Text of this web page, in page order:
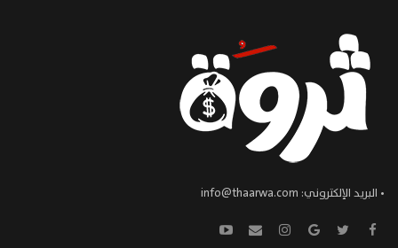
• البريد الإلكتروني: info@thaarwa.com